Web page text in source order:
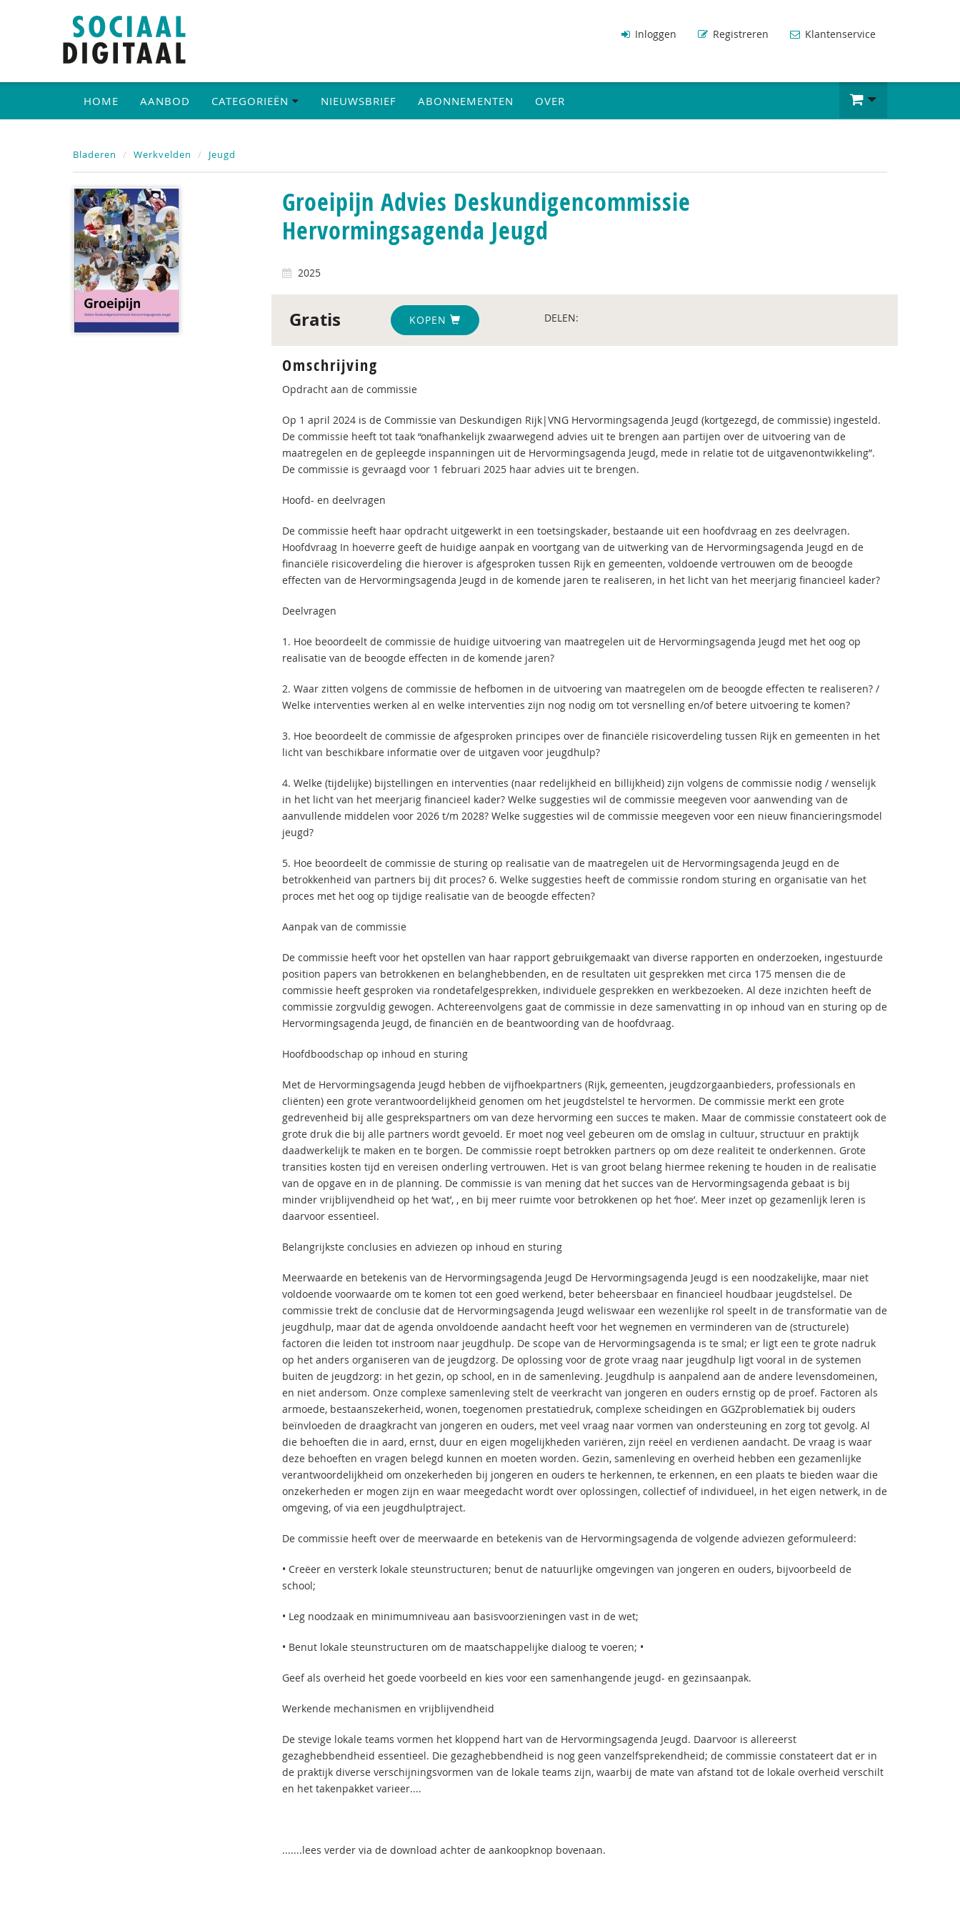
Inloggen Registreren Klantenservice
HOME AANBOD CATEGORIEËN NIEUWSBRIEF ABONNEMENTEN OVER
Bladeren Werkvelden Jeugd
Groeipijn Advies Deskundigencommissie
Hervormingsagenda Jeugd
2025
Gratis KOPEN DELEN:
Omschrijving
Opdracht aan de commissie
Op 1 april 2024 is de Commissie van Deskundigen Rijk|VNG Hervormingsagenda Jeugd (kortgezegd, de commissie) ingesteld.
De commissie heeft tot taak “onafhankelijk zwaarwegend advies uit te brengen aan partijen over de uitvoering van de
maatregelen en de gepleegde inspanningen uit de Hervormingsagenda Jeugd, mede in relatie tot de uitgavenontwikkeling”.
De commissie is gevraagd voor 1 februari 2025 haar advies uit te brengen.
Hoofd- en deelvragen
De commissie heeft haar opdracht uitgewerkt in een toetsingskader, bestaande uit een hoofdvraag en zes deelvragen.
Hoofdvraag In hoeverre geeft de huidige aanpak en voortgang van de uitwerking van de Hervormingsagenda Jeugd en de
financiële risicoverdeling die hierover is afgesproken tussen Rijk en gemeenten, voldoende vertrouwen om de beoogde
effecten van de Hervormingsagenda Jeugd in de komende jaren te realiseren, in het licht van het meerjarig financieel kader?
Deelvragen
1. Hoe beoordeelt de commissie de huidige uitvoering van maatregelen uit de Hervormingsagenda Jeugd met het oog op
realisatie van de beoogde effecten in de komende jaren?
2. Waar zitten volgens de commissie de hefbomen in de uitvoering van maatregelen om de beoogde effecten te realiseren? /
Welke interventies werken al en welke interventies zijn nog nodig om tot versnelling en/of betere uitvoering te komen?
3. Hoe beoordeelt de commissie de afgesproken principes over de financiële risicoverdeling tussen Rijk en gemeenten in het
licht van beschikbare informatie over de uitgaven voor jeugdhulp?
4. Welke (tijdelijke) bijstellingen en interventies (naar redelijkheid en billijkheid) zijn volgens de commissie nodig / wenselijk
in het licht van het meerjarig financieel kader? Welke suggesties wil de commissie meegeven voor aanwending van de
aanvullende middelen voor 2026 t/m 2028? Welke suggesties wil de commissie meegeven voor een nieuw financieringsmodel
jeugd?
5. Hoe beoordeelt de commissie de sturing op realisatie van de maatregelen uit de Hervormingsagenda Jeugd en de
betrokkenheid van partners bij dit proces? 6. Welke suggesties heeft de commissie rondom sturing en organisatie van het
proces met het oog op tijdige realisatie van de beoogde effecten?
Aanpak van de commissie
De commissie heeft voor het opstellen van haar rapport gebruikgemaakt van diverse rapporten en onderzoeken, ingestuurde
position papers van betrokkenen en belanghebbenden, en de resultaten uit gesprekken met circa 175 mensen die de
commissie heeft gesproken via rondetafelgesprekken, individuele gesprekken en werkbezoeken. Al deze inzichten heeft de
commissie zorgvuldig gewogen. Achtereenvolgens gaat de commissie in deze samenvatting in op inhoud van en sturing op de
Hervormingsagenda Jeugd, de financiën en de beantwoording van de hoofdvraag.
Hoofdboodschap op inhoud en sturing
Met de Hervormingsagenda Jeugd hebben de vijfhoekpartners (Rijk, gemeenten, jeugdzorgaanbieders, professionals en
cliënten) een grote verantwoordelijkheid genomen om het jeugdstelstel te hervormen. De commissie merkt een grote
gedrevenheid bij alle gesprekspartners om van deze hervorming een succes te maken. Maar de commissie constateert ook de
grote druk die bij alle partners wordt gevoeld. Er moet nog veel gebeuren om de omslag in cultuur, structuur en praktijk
daadwerkelijk te maken en te borgen. De commissie roept betrokken partners op om deze realiteit te onderkennen. Grote
transities kosten tijd en vereisen onderling vertrouwen. Het is van groot belang hiermee rekening te houden in de realisatie
van de opgave en in de planning. De commissie is van mening dat het succes van de Hervormingsagenda gebaat is bij
minder vrijblijvendheid op het ‘wat’, , en bij meer ruimte voor betrokkenen op het ‘hoe’. Meer inzet op gezamenlijk leren is
daarvoor essentieel.
Belangrijkste conclusies en adviezen op inhoud en sturing
Meerwaarde en betekenis van de Hervormingsagenda Jeugd De Hervormingsagenda Jeugd is een noodzakelijke, maar niet
voldoende voorwaarde om te komen tot een goed werkend, beter beheersbaar en financieel houdbaar jeugdstelsel. De
commissie trekt de conclusie dat de Hervormingsagenda Jeugd weliswaar een wezenlijke rol speelt in de transformatie van de
jeugdhulp, maar dat de agenda onvoldoende aandacht heeft voor het wegnemen en verminderen van de (structurele)
factoren die leiden tot instroom naar jeugdhulp. De scope van de Hervormingsagenda is te smal; er ligt een te grote nadruk
op het anders organiseren van de jeugdzorg. De oplossing voor de grote vraag naar jeugdhulp ligt vooral in de systemen
buiten de jeugdzorg: in het gezin, op school, en in de samenleving. Jeugdhulp is aanpalend aan de andere levensdomeinen,
en niet andersom. Onze complexe samenleving stelt de veerkracht van jongeren en ouders ernstig op de proef. Factoren als
armoede, bestaanszekerheid, wonen, toegenomen prestatiedruk, complexe scheidingen en GGZproblematiek bij ouders
beïnvloeden de draagkracht van jongeren en ouders, met veel vraag naar vormen van ondersteuning en zorg tot gevolg. Al
die behoeften die in aard, ernst, duur en eigen mogelijkheden variëren, zijn reëel en verdienen aandacht. De vraag is waar
deze behoeften en vragen belegd kunnen en moeten worden. Gezin, samenleving en overheid hebben een gezamenlijke
verantwoordelijkheid om onzekerheden bij jongeren en ouders te herkennen, te erkennen, en een plaats te bieden waar die
onzekerheden er mogen zijn en waar meegedacht wordt over oplossingen, collectief of individueel, in het eigen netwerk, in de
omgeving, of via een jeugdhulptraject.
De commissie heeft over de meerwaarde en betekenis van de Hervormingsagenda de volgende adviezen geformuleerd:
• Creëer en versterk lokale steunstructuren; benut de natuurlijke omgevingen van jongeren en ouders, bijvoorbeeld de
school;
• Leg noodzaak en minimumniveau aan basisvoorzieningen vast in de wet;
• Benut lokale steunstructuren om de maatschappelijke dialoog te voeren; •
Geef als overheid het goede voorbeeld en kies voor een samenhangende jeugd- en gezinsaanpak.
Werkende mechanismen en vrijblijvendheid
De stevige lokale teams vormen het kloppend hart van de Hervormingsagenda Jeugd. Daarvoor is allereerst
gezaghebbendheid essentieel. Die gezaghebbendheid is nog geen vanzelfsprekendheid; de commissie constateert dat er in
de praktijk diverse verschijningsvormen van de lokale teams zijn, waarbij de mate van afstand tot de lokale overheid verschilt
en het takenpakket varieer....
.......lees verder via de download achter de aankoopknop bovenaan.